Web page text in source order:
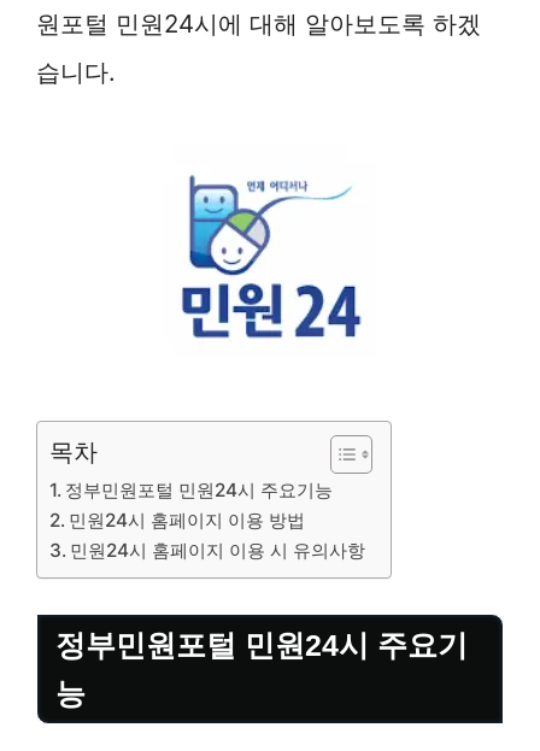
원포털 민원24시에 대해 알아보도록 하겠
습니다.
목차
정부민원포털 민원24시 주요기능
민원24시 홈페이지 이용 방법
민원24시 홈페이지 이용 시 유의사항
정부민원포털 민원24시 주요기
능